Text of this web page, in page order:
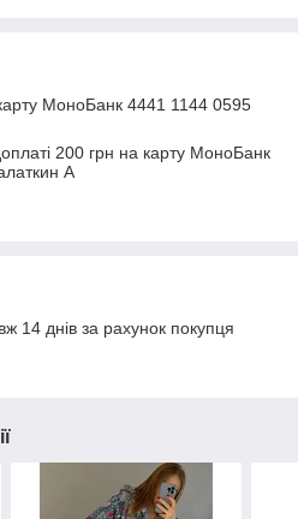
МоноБанк 4441 1144 0595
200 грн на карту МоноБанк
А
14 днів за рахунок покупця